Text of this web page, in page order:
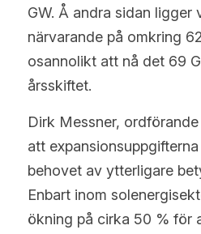
GW. Å andra sidan ligger
närvarande på omkring
osannolikt att nå det 69
årsskiftet.
Dirk Messner,
att
behovet av ytterligare
Enbart inom
ökning på cirka 50 % för